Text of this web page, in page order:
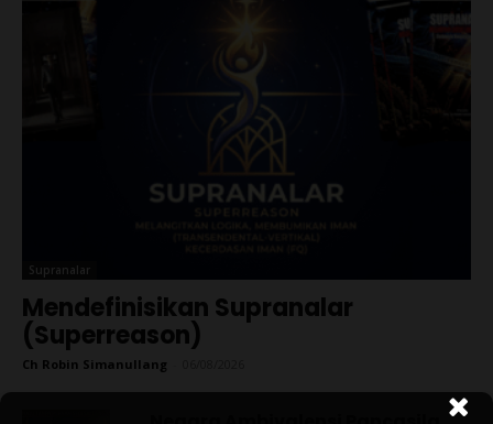
Supranalar
Mendefinisikan Supranalar
(Superreason)
Ch Robin Simanullang